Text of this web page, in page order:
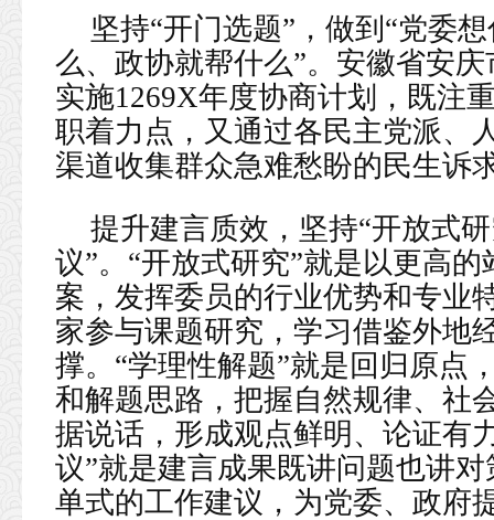
坚持“开门选题”，做到“党委
么、政协就帮什么”。安徽省安
实施1269X年度协商计划，既注
职着力点，又通过各民主党派、
渠道收集群众急难愁盼的民生诉
提升建言质效，坚持“开放式
议”。“开放式研究”就是以更高
案，发挥委员的行业优势和专业
家参与课题研究，学习借鉴外地
撑。“学理性解题”就是回归原点
和解题思路，把握自然规律、社
据说话，形成观点鲜明、论证有
议”就是建言成果既讲问题也讲
单式的工作建议，为党委、政府